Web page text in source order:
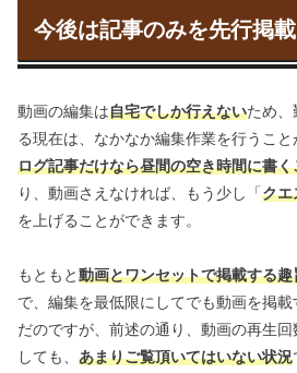
イン技能士のスキルを活か
今後は記事のみを先行掲載
動画の編集は自宅でしか行えないため
る現在は、なかなか編集作業を行うこと
ログ記事だけなら昼間の空き時間に書
り、動画さえなければ、もう少し「クエ
を上げることができます。
もともと動画とワンセットで掲載する
で、編集を最低限にしてでも動画を掲
だのですが、前述の通り、動画の再生
しても、 あまりご覧頂いてはいない状況